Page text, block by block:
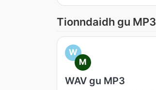
Tionndaidh gu MP3
W
M
WAV gu MP3